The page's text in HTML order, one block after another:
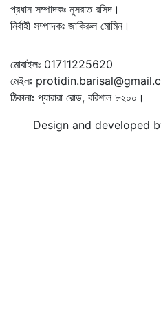
প্রধান সম্পাদকঃ নুসরাত রসিদ।
নির্বাহী সম্পাদকঃ জাকিরুল মোমিন।
মোবাইলঃ 01711225620
মেইলঃ
ঠিকানাঃ প্যারারা রোড, বরিশাল ৮২০০।
Design and developed